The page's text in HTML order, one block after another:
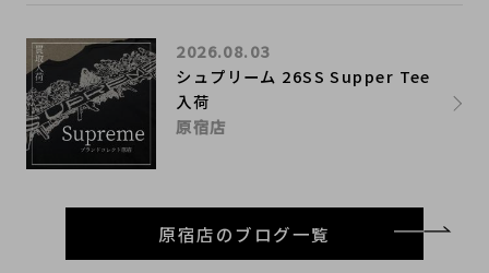
シュプリーム 26SS Supper Tee
入荷
2026.08.03
原宿店
原宿店のブログ一覧